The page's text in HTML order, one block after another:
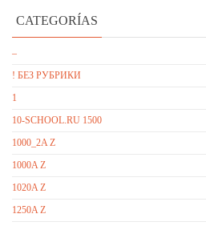
CATEGORÍAS
–
! БЕЗ РУБРИКИ
1
10-SCHOOL.RU 1500
1000_2A Z
1000A Z
1020A Z
1250A Z